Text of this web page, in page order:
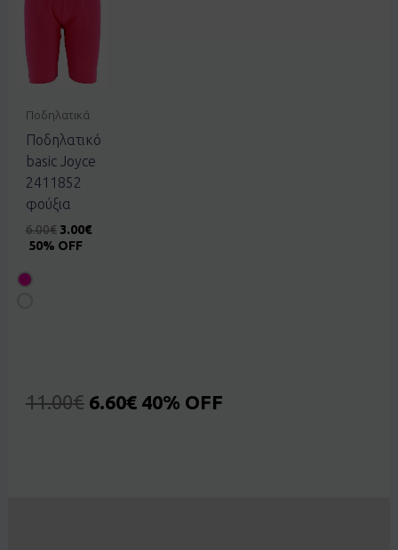
Ποδηλατικά
Ποδηλατικό
basic Joyce
2411852
φούξια
6.00€ 3.00€
50% OFF
11.00€ 6.60€ 40% OFF